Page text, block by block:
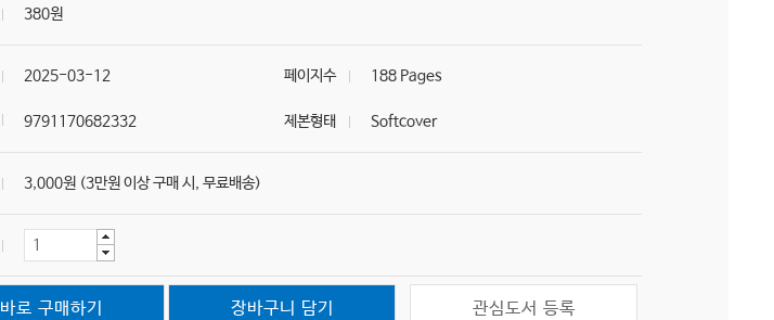
380원
2025-03-12 페이지수 188 Pages
9791170682332 제본형태 Softcover
3,000원 (3만원 이상 구매 시, 무료배송)
바로 구매하기 장바구니 담기 관심도서 등록